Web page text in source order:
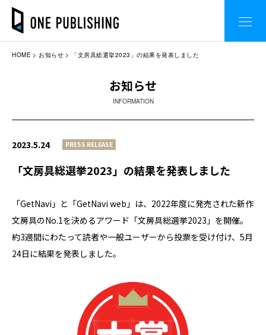
HOME お知らせ 「文房具総選挙2023」の結果を発表しました
お知らせ
INFORMATION
2023.5.24 PRESS RELEASE
「文房具総選挙2023」の結果を発表しました
「GetNavi」と「GetNavi web」は、2022年度に発売された新作
文房具のNo.1を決めるアワード「文房具総選挙2023」を開催。
約3週間にわたって読者や一般ユーザーから投票を受け付け、5月
24日に結果を発表しました。